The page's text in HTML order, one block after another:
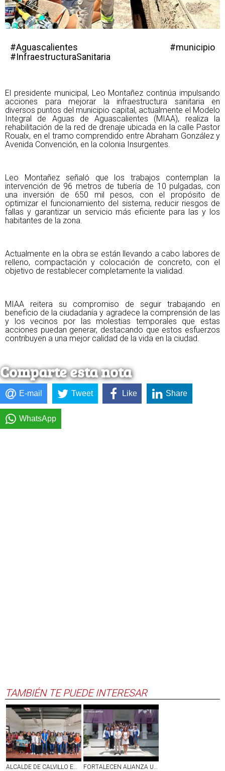
#Aguascalientes #municipio
#InfraestructuraSanitaria
El presidente municipal, Leo Montañez continúa impulsando
acciones para mejorar la infraestructura sanitaria en
diversos puntos del municipio capital, actualmente el Modelo
Integral de Aguas de Aguascalientes (MIAA), realiza la
rehabilitación de la red de drenaje ubicada en la calle Pastor
Roualx, en el tramo comprendido entre Abraham González y
Avenida Convención, en la colonia Insurgentes.
Leo Montañez señaló que los trabajos contemplan la
intervención de 96 metros de tubería de 10 pulgadas, con
una inversión de 650 mil pesos, con el propósito de
optimizar el funcionamiento del sistema, reducir riesgos de
fallas y garantizar un servicio más eficiente para las y los
habitantes de la zona.
Actualmente en la obra se están llevando a cabo labores de
relleno, compactación y colocación de concreto, con el
objetivo de restablecer completamente la vialidad.
MIAA reitera su compromiso de seguir trabajando en
beneficio de la ciudadanía y agradece la comprensión de las
y los vecinos por las molestias temporales que estas
acciones puedan generar, destacando que estos esfuerzos
contribuyen a una mejor calidad de la vida en la ciudad.
Comparte esta nota
E-mail Tweet Like Share
WhatsApp
TAMBIÉN TE PUEDE INTERESAR
ALCALDE DE CALVILLO ENTREGA APOYOS EN COMUNIDADES FORTALECEN ALIANZA UAA E IMMA PARA IMPULSAR EL DESARROLLO INTEGRAL DE LAS MUJERES UNIVERSITARIAS DE AGS